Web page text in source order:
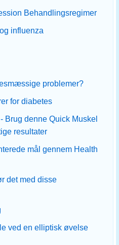
Behandlingsregimer
influenza
problemer?
for diabetes
Brug denne Quick Muskel
resultater
mål gennem Health
det med disse
ved en elliptisk øvelse